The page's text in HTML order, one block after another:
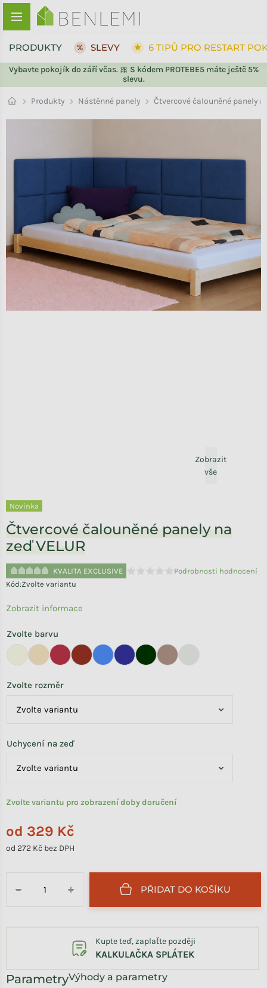
Přejít na obsah
Vybavte pokojík do září včas. 🎀 S kódem PROTEBE5 máte ještě 5%
slevu.
PRODUKTY SLEVY 6 TIPŮ PRO RESTART
Produkty Nástěnné panely Čtvercové čalouněné panely
Zobrazit
vše
Novinka
Čtvercové čalouněné panely na
zeď VELUR
KVALITA EXCLUSIVE
Průměrné hodnocení produktu
Podrobnosti hodnocení
Kód:Zvolte variantu
od 329 Kč
od 272 Kč bez DPH
Zvolte variantu pro zobrazení doby doručení
Zvolte barvu
Zvolte rozměr
Uchycení na zeď
+
− PŘIDAT DO KOŠÍKU
Výhody a parametry
Kupte teď, zaplaťte později
KALKULAČKA SPLÁTEK
Zobrazit informace
ZPĚT DO OBCHODU
ZPĚT DO OBCHODU